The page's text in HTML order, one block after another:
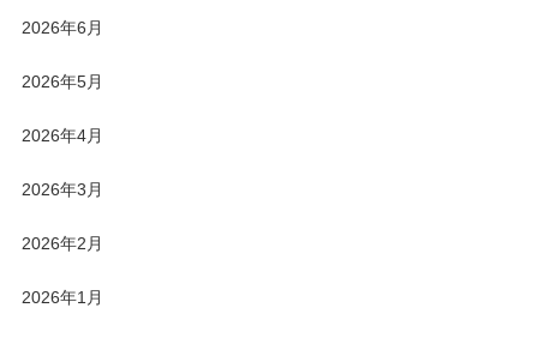
2026年6月
2026年5月
2026年4月
2026年3月
2026年2月
2026年1月